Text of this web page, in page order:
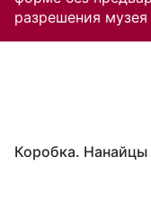
разрешения музея
Коробка. Нанайцы